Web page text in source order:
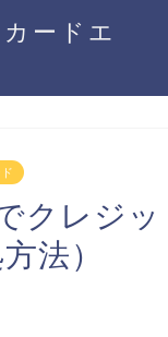
ードエ
クレジ
法）